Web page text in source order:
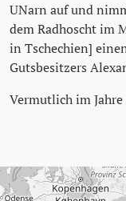
UNarn auf und
dem Radhoscht im
in Tschechien]
Gutsbesitzers
Vermutlich im
Skip map